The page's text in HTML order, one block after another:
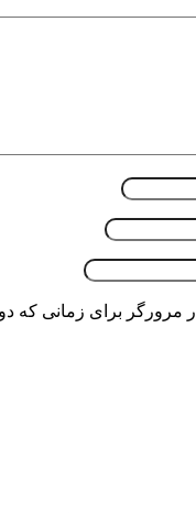
مرورگر برای زمانی که